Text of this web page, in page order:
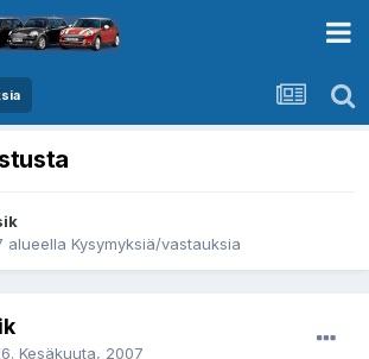
alueella Kysymyksiä/vastauksia
Kesäkuuta, 2007